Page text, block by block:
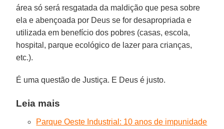
área só será resgatada da maldição que pesa sobre
ela e abençoada por Deus se for desapropriada e
utilizada em benefício dos pobres (casas, escola,
hospital, parque ecológico de lazer para crianças,
etc.).
É uma questão de Justiça. E Deus é justo.
Leia mais
Parque Oeste Industrial: 10 anos de impunidade